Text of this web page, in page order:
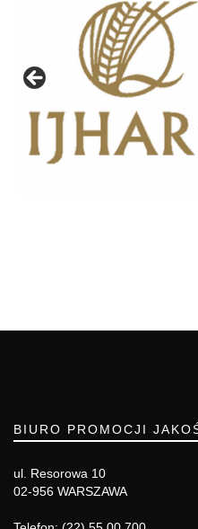
BIURO PROMOCJI
ul. Resorowa 10
02-956 WARSZAWA